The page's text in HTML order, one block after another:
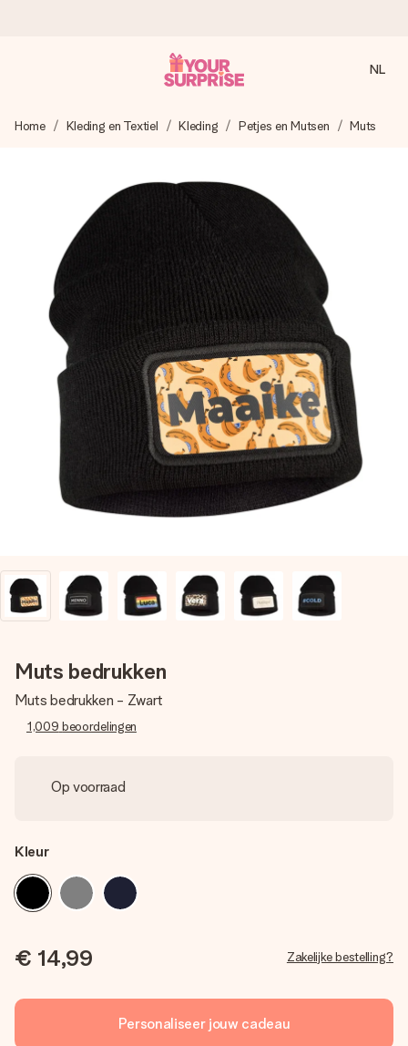
We maken jouw cadeau met zorg en zorgen dat het
4,8 (gebaseerd op +8.000 reviews)
Onze cadeaus worden gewaardeerd. Klanten beoordelen
ons met een 4,7 op Google Reviews
Gratis wenskaartje
Je maakt in een paar stappen iets unieks – met haar naam,
jullie foto of een boodschap die raakt. Zonder gedoe, maar
met alle aandacht voor het moment.
NL
Home Kleding en Textiel Kleding Petjes en Mutsen Muts
Muts bedrukken
Muts bedrukken - Zwart
1,009 beoordelingen
Op voorraad
Kleur
€ 14,99 Zakelijke bestelling?
Personaliseer jouw cadeau